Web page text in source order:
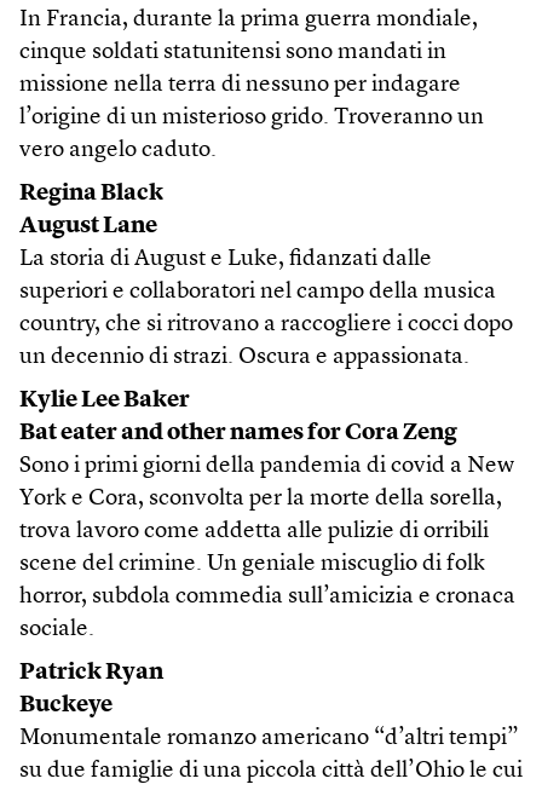
In Francia, durante la prima guerra mondiale,
cinque soldati statunitensi sono mandati in
missione nella terra di nessuno per indagare
l’origine di un misterioso grido. Troveranno un
vero angelo caduto.
Regina Black
August Lane
La storia di August e Luke, fidanzati dalle
superiori e collaboratori nel campo della musica
country, che si ritrovano a raccogliere i cocci dopo
un decennio di strazi. Oscura e appassionata.
Kylie Lee Baker
Bat eater and other names for Cora Zeng
Sono i primi giorni della pandemia di covid a New
York e Cora, sconvolta per la morte della sorella,
trova lavoro come addetta alle pulizie di orribili
scene del crimine. Un geniale miscuglio di folk
horror, subdola commedia sull’amicizia e cronaca
sociale.
Patrick Ryan
Buckeye
Monumentale romanzo americano “d’altri tempi”
su due famiglie di una piccola città dell’Ohio le cui